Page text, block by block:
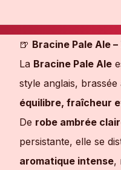
🍺 Bracine Pale Ale –
La Bracine Pale Ale
style anglais,
équilibre, fraîcheur
De robe ambrée
persistante, elle se
aromatique intense,